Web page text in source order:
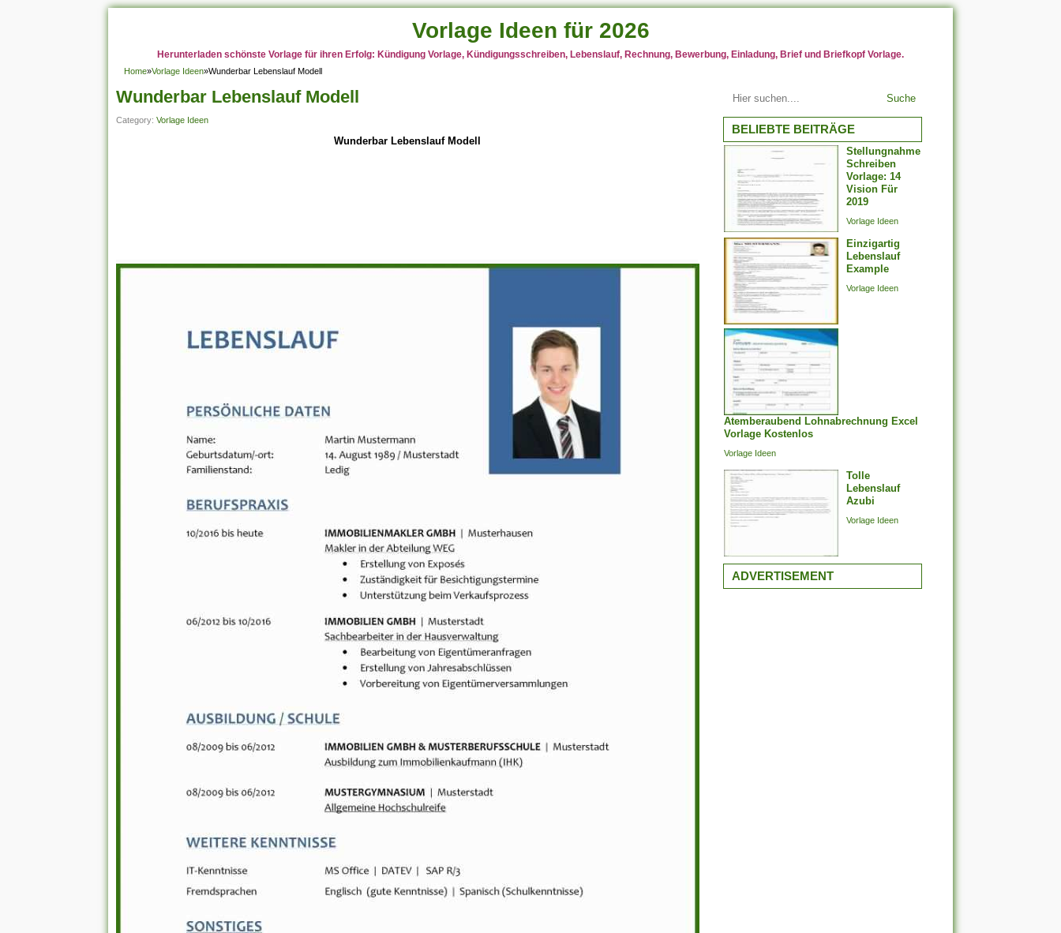
Vorlage Ideen für 2026
Herunterladen schönste Vorlage für ihren Erfolg: Kündigung Vorlage, Kündigungsschreiben, Lebenslauf, Rechnung, Bewerbung, Einladung, Brief und Briefkopf Vorlage.
Home»Vorlage Ideen»Wunderbar Lebenslauf Modell
Wunderbar Lebenslauf Modell
Category: Vorlage Ideen
Wunderbar Lebenslauf Modell
Suche
BELIEBTE BEITRÄGE
Stellungnahme
Schreiben
Vorlage: 14
Vision Für
2019
Vorlage Ideen
Einzigartig
Lebenslauf
Example
Vorlage Ideen
Atemberaubend Lohnabrechnung Excel
Vorlage Kostenlos
Vorlage Ideen
Tolle
Lebenslauf
Azubi
Vorlage Ideen
ADVERTISEMENT